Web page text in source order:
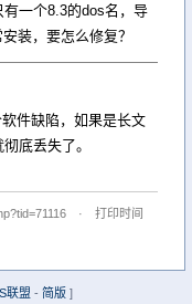
一个8.3的dos名，导
装，要怎么修复？
件缺陷，如果是长文
底丢失了。
· 打印时间
联盟 - 简版 ]